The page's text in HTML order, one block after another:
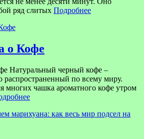
ряд слитых Подробнее
о Кофе
Натуральный черный кофе –
распространенный по всему миру.
многих чашка ароматного кофе утром